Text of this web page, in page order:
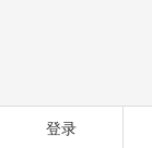
登录